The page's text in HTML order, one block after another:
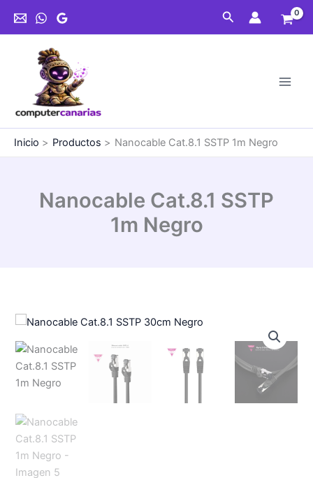
Buscar
Inicio Productos Nanocable Cat.8.1 SSTP 1m Negro
Nanocable Cat.8.1 SSTP
1m Negro